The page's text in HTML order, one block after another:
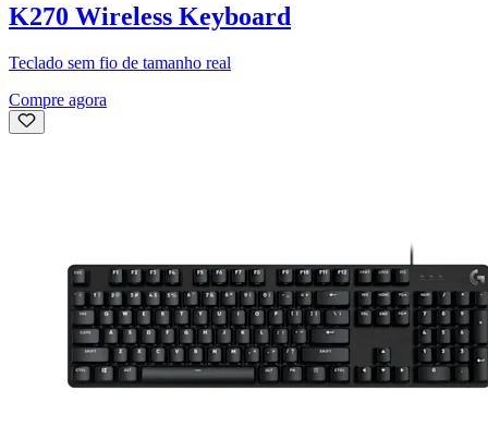
K270 Wireless Keyboard
Teclado sem fio de tamanho real
Compre agora